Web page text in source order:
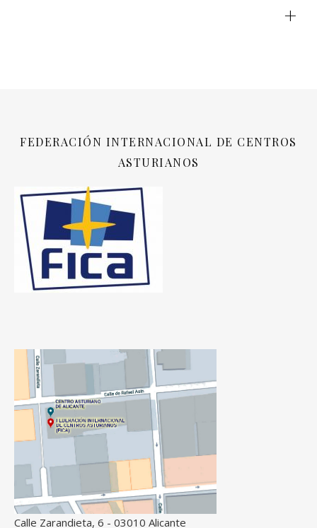
+
FEDERACIÓN INTERNACIONAL DE CENTROS
ASTURIANOS
Calle Zarandieta, 6 - 03010 Alicante